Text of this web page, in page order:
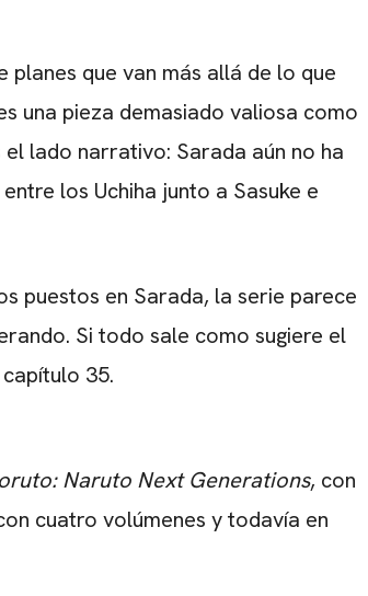
que van más allá de lo que
una pieza demasiado valiosa como
lado narrativo: Sarada aún no ha
los Uchiha junto a Sasuke e
puestos en Sarada, la serie parece
Si todo sale como sugiere el
35.
Naruto Next Generations, con
cuatro volúmenes y todavía en